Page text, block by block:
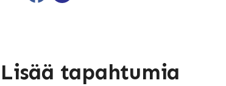
Lisää tapahtumia